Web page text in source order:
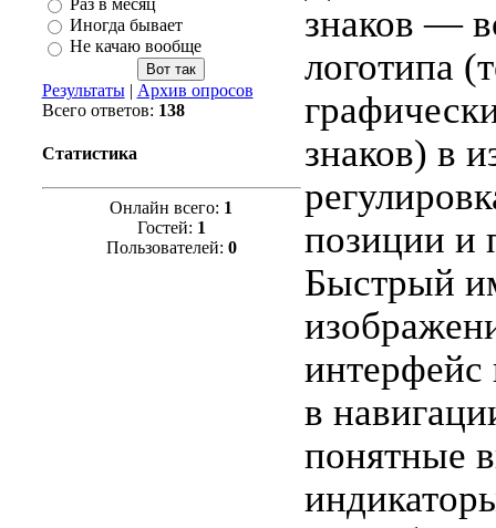
Раз в месяц
Иногда бывает
Не качаю вообще
Результаты| Архив опросов
Всего ответов: 138
Статистика
Онлайн всего: 1
Гостей: 1
Пользователей: 0
знаков —
логотипа
знаков) в
позиции и
Быстрый
интерфейс
в
понятные